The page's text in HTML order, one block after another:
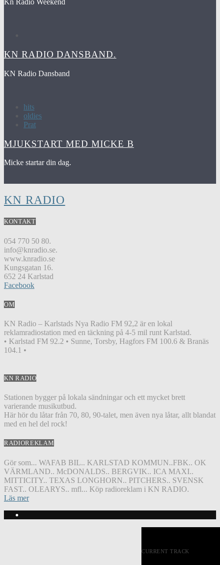
Kn Radio Weekend
KN RADIO DANSBAND.
KN Radio Dansband
hits
oldies
Prat
MJUKSTART MED MICKE B
Micke startar din dag.
KN RADIO
KONTAKT
054 770 50 80.
info@knradio.se.
www.knradio.se
Kungsgatan 16.
652 24 Karlstad
Facebook
OM
KN Radio – Karlstads Nya Radio FM 92,2 är en lokal
reklamradiostation med en täckning på 4-5 mil runt Karlstad.
• Karlstad FM 92.2 • Sunne, Torsby, Hagfors FM 100.6 & Branäs
104.1 •
KN RADIO
Stationen bygger på lokala sändningar och ett mycket brett
varierande musikutbud.
Här hör du låtar från 70, 80, 90-talet, men även nya låtar, allt blandat
med en hel del rock!
RADIOREKLAM
Gör som... WAFAB BIL.. KARLSTAD KOMMUN..FBK.. OK
VÄRMLAND.. McDONALDS.. BERGVIK.. ICA MAXI..
MITTICITY.. TEXAS LONGHORN.. PITCHERS.. SVENSK
FAST.. OLEARYS.. mfl... Köp radioreklam i KN RADIO.
Läs mer
CURRENT TRACK